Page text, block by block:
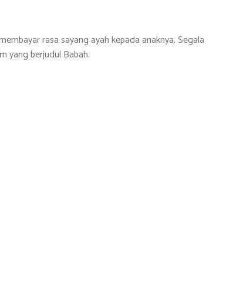
rasa sayang ayah kepada anaknya. Segala
yang berjudul Babah.